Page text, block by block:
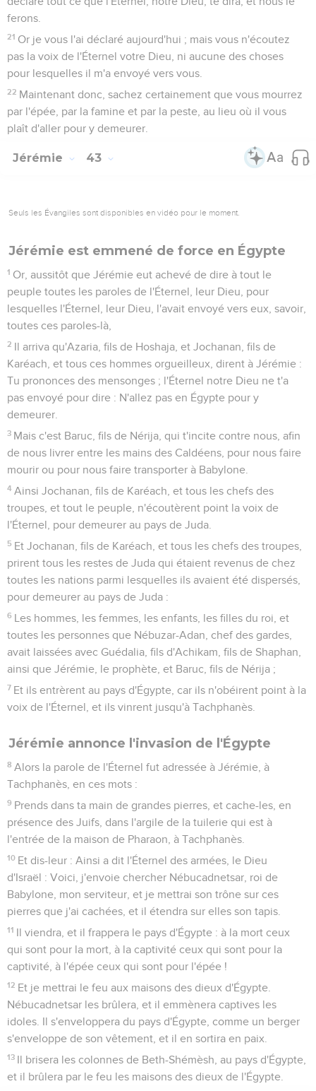
ferons.
21 Or je vous l'ai déclaré aujourd'hui ; mais vous n'écoutez
pas la voix de l'Éternel votre Dieu, ni aucune des choses
pour lesquelles il m'a envoyé vers vous.
22 Maintenant donc, sachez certainement que vous mourrez
par l'épée, par la famine et par la peste, au lieu où il vous
plaît d'aller pour y demeurer.
Jérémie 43
Seuls les Évangiles sont disponibles en vidéo pour le moment.
Jérémie est emmené de force en Égypte
1 Or, aussitôt que Jérémie eut achevé de dire à tout le
peuple toutes les paroles de l'Éternel, leur Dieu, pour
lesquelles l'Éternel, leur Dieu, l'avait envoyé vers eux, savoir,
toutes ces paroles-là,
2 Il arriva qu'Azaria, fils de Hoshaja, et Jochanan, fils de
Karéach, et tous ces hommes orgueilleux, dirent à Jérémie :
Tu prononces des mensonges ; l'Éternel notre Dieu ne t'a
pas envoyé pour dire : N'allez pas en Égypte pour y
demeurer.
3 Mais c'est Baruc, fils de Nérija, qui t'incite contre nous, afin
de nous livrer entre les mains des Caldéens, pour nous faire
mourir ou pour nous faire transporter à Babylone.
4 Ainsi Jochanan, fils de Karéach, et tous les chefs des
troupes, et tout le peuple, n'écoutèrent point la voix de
l'Éternel, pour demeurer au pays de Juda.
5 Et Jochanan, fils de Karéach, et tous les chefs des troupes,
prirent tous les restes de Juda qui étaient revenus de chez
toutes les nations parmi lesquelles ils avaient été dispersés,
pour demeurer au pays de Juda :
6 Les hommes, les femmes, les enfants, les filles du roi, et
toutes les personnes que Nébuzar-Adan, chef des gardes,
avait laissées avec Guédalia, fils d'Achikam, fils de Shaphan,
ainsi que Jérémie, le prophète, et Baruc, fils de Nérija ;
7 Et ils entrèrent au pays d'Égypte, car ils n'obéirent point à la
voix de l'Éternel, et ils vinrent jusqu'à Tachphanès.
Jérémie annonce l'invasion de l'Égypte
8 Alors la parole de l'Éternel fut adressée à Jérémie, à
Tachphanès, en ces mots :
9 Prends dans ta main de grandes pierres, et cache-les, en
présence des Juifs, dans l'argile de la tuilerie qui est à
l'entrée de la maison de Pharaon, à Tachphanès.
10 Et dis-leur : Ainsi a dit l'Éternel des armées, le Dieu
d'Israël : Voici, j'envoie chercher Nébucadnetsar, roi de
Babylone, mon serviteur, et je mettrai son trône sur ces
pierres que j'ai cachées, et il étendra sur elles son tapis.
11 Il viendra, et il frappera le pays d'Égypte : à la mort ceux
qui sont pour la mort, à la captivité ceux qui sont pour la
captivité, à l'épée ceux qui sont pour l'épée !
12 Et je mettrai le feu aux maisons des dieux d'Égypte.
Nébucadnetsar les brûlera, et il emmènera captives les
idoles. Il s'enveloppera du pays d'Égypte, comme un berger
s'enveloppe de son vêtement, et il en sortira en paix.
13 Il brisera les colonnes de Beth-Shémèsh, au pays d'Égypte,
et il brûlera par le feu les maisons des dieux de l'Égypte.